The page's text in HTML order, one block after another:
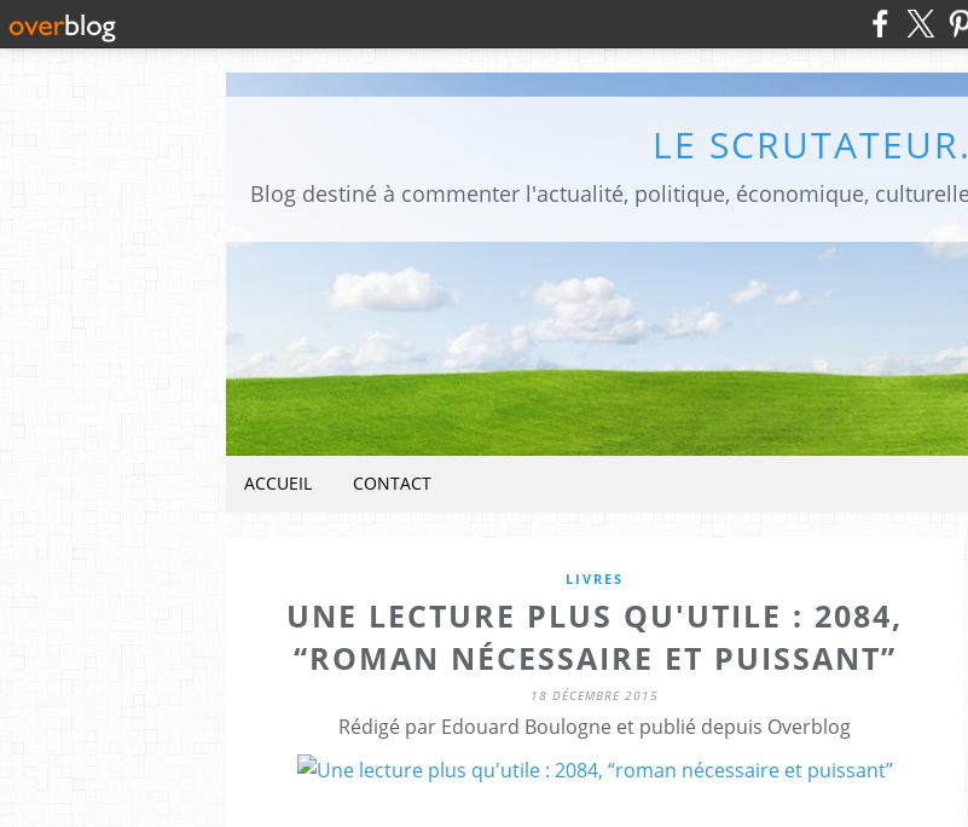
LE SCRUTATEUR.
ACCUEIL CONTACT
LIVRES
UNE LECTURE PLUS QU'UTILE : 2084,
“ROMAN NÉCESSAIRE ET PUISSANT”
18 DÉCEMBRE 2015
Rédigé par Edouard Boulogne et publié depuis Overblog